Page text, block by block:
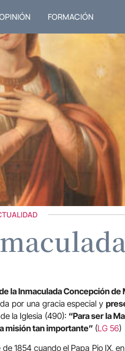
FORMACIÓN
la Inmaculada Concepción de
por una gracia especial y
la Iglesia (490): “Para ser la
misión tan importante” (LG 56)
1854 cuando el Papa Pio IX,